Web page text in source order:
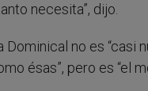
necesita”, dijo.
no es “casi
ésas”, pero es “el